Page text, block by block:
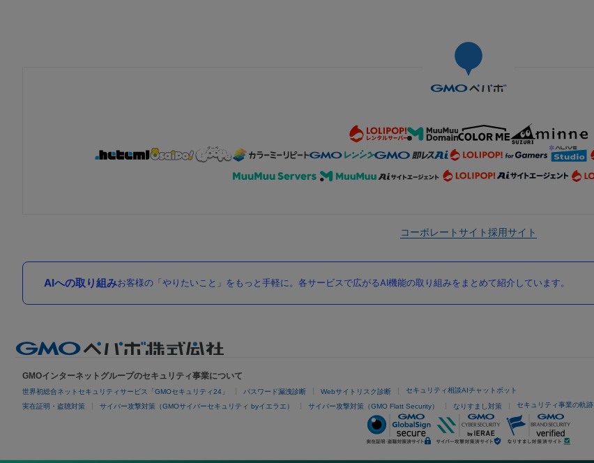
コーポレートサイト採用サイト
AIへの取り組みお客様の「やりたいこと」をもっと手軽に。各サービスで広がるAI機能の取り組みをまとめて紹介しています。
GMOインターネットグループのセキュリティ事業について
世界初総合ネットセキュリティサービス「GMOセキュリティ24」 パスワード漏洩診断 Webサイトリスク診断 セキュリティ相談AIチャットボット
実在証明・盗聴対策 サイバー攻撃対策（GMOサイバーセキュリティ byイエラエ） サイバー攻撃対策（GMO Flatt Security） なりすまし対策 セキュリティ事業の軌跡